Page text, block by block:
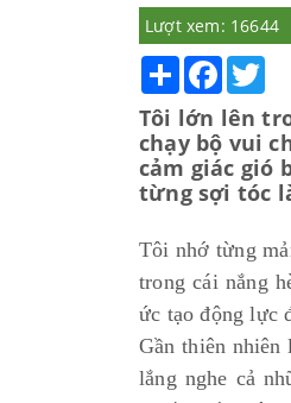
Lượt xem: 16644
Share Facebook
Tôi lớn lên
chạy bộ vui
cảm giác gió
từng sợi tóc
Tôi nhớ từng
trong cái nắng
ức tạo động lực
Gần thiên
lắng nghe cả